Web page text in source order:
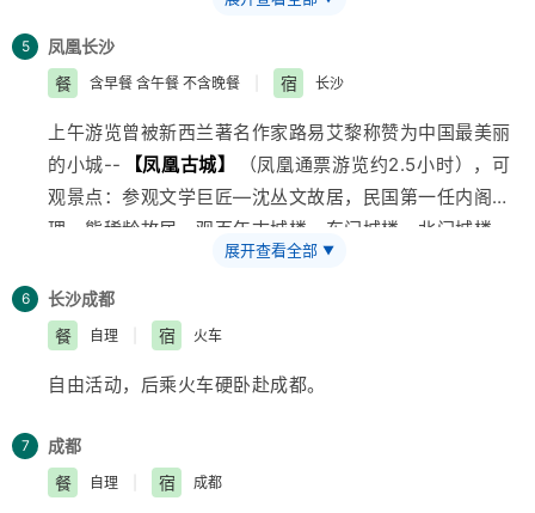
景区】30分钟（十里画廊小火车单程38元/人自理）峡
谷两岸林木葱茏、野花飘香，奇峰异石、千姿百态像一幅
中餐后13:00参观【晶彩武陵博览园】（约50分钟），
下午自由活动：推荐张家界的新传奇AAAA景区【张家界
大峡谷】
268元/人含综费3.5小时（门票、超公里费、导
服费、景区内下山小滑道、赠送娃娃鱼宴）。见证世界第
高的全透明玻璃桥，玻璃桥总长430米、宽6米，桥面距
谷底约300米，可站800人。桥面全部采用透明玻璃铺
设，桥中心有全球最高的蹦极台，整个工程无钢筋支架，
高山峡谷玻璃桥（5月1日前待检时期、走一线天通道游
览、只能近观、不能上桥体验）；首次使用新型复合材料
建造桥梁等多项世界之最。游览
参观土家民族精粹和传统手工艺术展览中心—
家界特产超市】
色纯天然植物研究、张家界特色矿产岩石应用等领域
（50分钟）。
BUS前往前往人杰地灵、民族风味浓郁的凤凰古城， 途
经宋祖英家乡游览国家唯一的红色碳酸盐石林——
AAAA【红石林景区】（约1小时），聚峡谷，湖泉，溶
洞瀑布为一体，走进红石林景区，犹如进入了梦幻般的海
兰古城 七彩迷宫、石兵列阵、城堡峰塔被誉为武陵第一
奇观。2013年荣获“中国最美地质公园”第一名。60分钟
船票未含）它是沈从文笔下最后的一段风景，有着湘西最
秘的面纱。现在的酉水两岸仍保留着一种古朴的方式，船
工号子依然高亢，山歌小调温婉如昔，讲述着这山这水这
5 凤凰长沙
餐
含早餐 含午餐 不含晚餐 宿 长沙
上午游览曾被新西兰著名作家路易艾黎称赞为中国最美丽
的小城--
【凤凰古城】
（凤凰通票游览约2.5小时），可
观景点：参观文学巨匠—沈丛文故居，民国第一任内阁总
理—熊稀龄故居，观百年古城楼—东门城楼，北门城楼，
乘木船游览沱江观赏吊脚楼群—沱水泛舟。漫步凤凰古城
民族风情工艺品一条街，观赏虹桥风雨楼，杨氏宗祠—杨
家祠堂，崇德堂， 江西
苗家姜糖制作流程等，沿沱江两岸漫步（欣赏悠悠沱江
水，翩翩吊脚楼，一种远离尘嚣的感觉油然而生），欣赏
行程结束后返回长沙（约500公里，车程约5小时30分
钟）。入住酒店。
展开查看全部 ▼
6 长沙成都
餐
自理 宿 火车
自由活动，后乘火车硬卧赴成都。
7
成都
餐
自理 宿 成都